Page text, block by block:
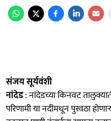
संजय सूर्यवंशी
नांदेड: नांदेडच्या किनवट
परिणामी या नदीमधून पुरवठा